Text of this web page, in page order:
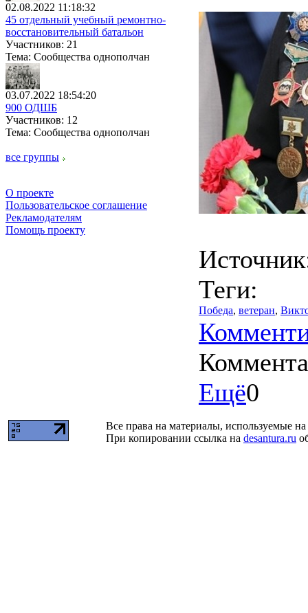
02.08.2022 11:18:32
45 отдельный учебный ремонтно-
восстановительный батальон
Участников: 21
Тема: Сообщества однополчан
03.07.2022 18:54:20
900 ОДШБ
Участников: 12
Тема: Сообщества однополчан
все группы
О проекте
Пользовательское соглашение
Рекламодателям
Помощь проекту
Теги:
Победа, ветеран,
Ещё0
Все права на материалы, используемые
При копировании ссылка на desantura.ru